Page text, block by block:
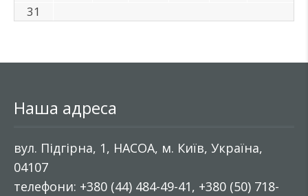
31
Наша адреса
вул. Підгірна, 1, НАСОА, м. Київ, Україна,
04107
телефони: +380 (44) 484-49-41, +380 (50) 718-